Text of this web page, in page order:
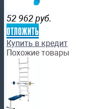
52 962 руб.
отложить
Купить в кредит
Похожие товары